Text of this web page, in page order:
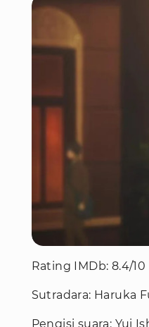
Rating IMDb: 8.4/10
Sutradara: Haruka
Pengisi suara: Yui